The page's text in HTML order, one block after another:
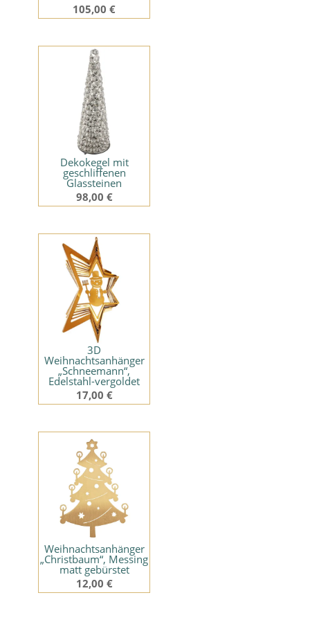
105,00 €
Dekokegel mit
geschliffenen
Glassteinen
98,00 €
3D
Weihnachtsanhänger
„Schneemann“,
Edelstahl-vergoldet
17,00 €
Weihnachtsanhänger
„Christbaum“, Messing
matt gebürstet
12,00 €